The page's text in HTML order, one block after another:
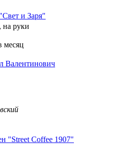
и Заря"
на руки
месяц
Валентинович
"Street Coffee 1907"